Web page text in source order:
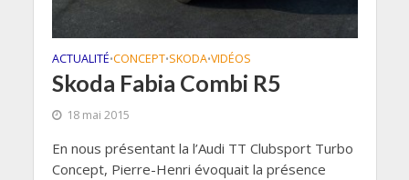
ACTUALITÉ•CONCEPT•SKODA•VIDÉOS
Skoda Fabia Combi R5
18 mai 2015
En nous présentant la l’Audi TT Clubsport Turbo
Concept, Pierre-Henri évoquait la présence